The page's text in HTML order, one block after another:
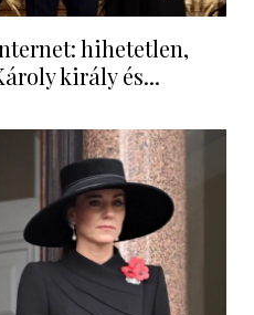
hihetetlen,
király és...